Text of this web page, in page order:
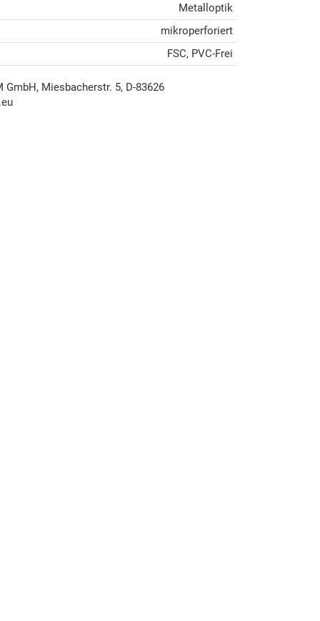
Metalloptik
mikroperforiert
FSC, PVC-Frei
GmbH, Miesbacherstr. 5, D-83626